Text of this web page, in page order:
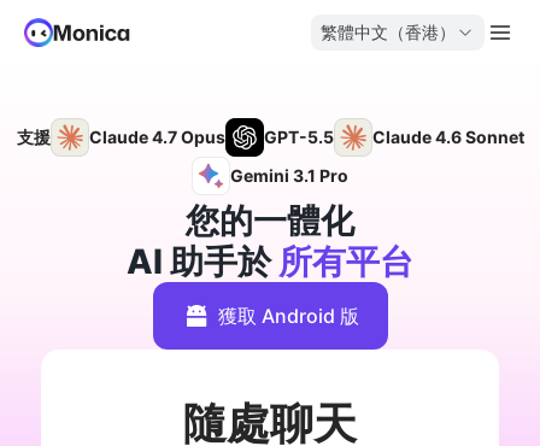
繁體中文（香港）
支援 Claude 4.7 Opus GPT-5.5
Claude 4.6 Sonnet
Gemini 3.1 Pro
您的一體化
AI 助手於 所有平台
獲取 Android 版
隨處聊天